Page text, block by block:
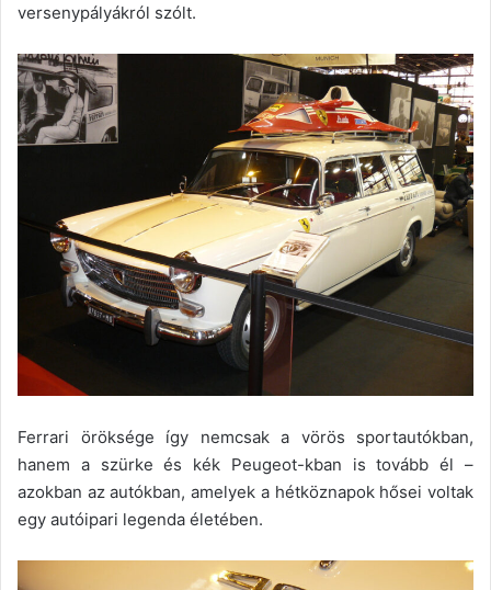
versenypályákról szólt.
Ferrari öröksége így nemcsak a vörös sportautókban,
hanem a szürke és kék Peugeot-kban is tovább él –
azokban az autókban, amelyek a hétköznapok hősei voltak
egy autóipari legenda életében.